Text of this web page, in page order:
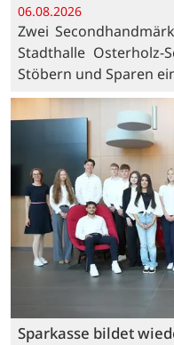
06.08.2026
Zwei
Stadthalle Osterholz-
Stöbern und Sparen
Sparkasse bildet